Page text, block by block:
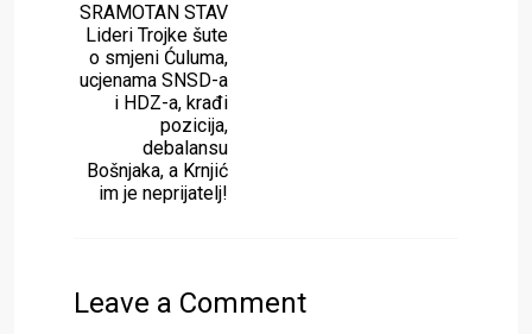
SRAMOTAN STAV
Lideri Trojke šute
o smjeni Ćuluma,
ucjenama SNSD-a
i HDZ-a, krađi
pozicija,
debalansu
Bošnjaka, a Krnjić
im je neprijatelj!
Leave a Comment